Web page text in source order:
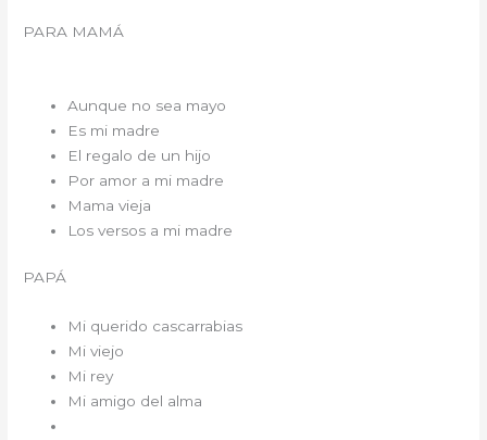
PARA MAMÁ
Aunque no sea mayo
Es mi madre
El regalo de un hijo
Por amor a mi madre
Mama vieja
Los versos a mi madre
PAPÁ
Mi querido cascarrabias
Mi viejo
Mi rey
Mi amigo del alma